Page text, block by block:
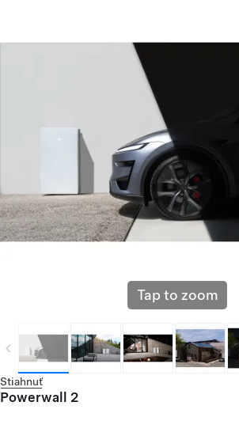
Tap to zoom
Stiahnuť
Powerwall 2